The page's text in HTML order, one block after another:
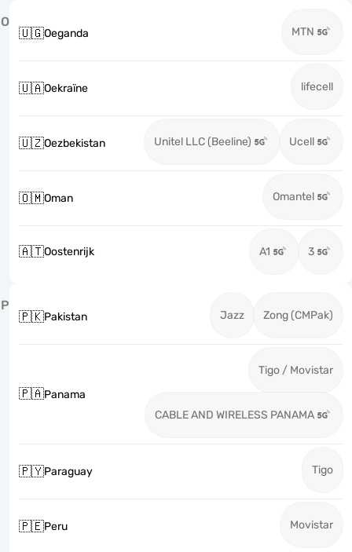
O
🇺🇬Oeganda MTN
🇺🇦Oekraïne lifecell
🇺🇿Oezbekistan Unitel LLC (Beeline) Ucell
🇴🇲Oman Omantel
🇦🇹Oostenrijk A1 3
P
🇵🇰Pakistan Jazz Zong (CMPak)
🇵🇦Panama
Tigo / Movistar
CABLE AND WIRELESS PANAMA
🇵🇾Paraguay Tigo
🇵🇪Peru Movistar